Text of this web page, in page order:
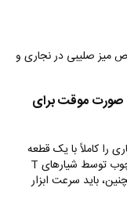
میز صلیبی در نجاری و
صورت موقت برای
را کاملاً با یک قطعه
توسط شیارهای T
باید سرعت ابزار